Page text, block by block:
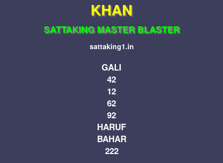
KHAN
SATTAKING MASTER BLASTER
sattaking1.in
GALI
42
12
62
92
HARUF
BAHAR
222